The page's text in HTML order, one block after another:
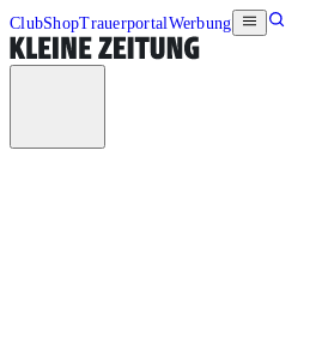
ClubShopTrauerportalWerbung